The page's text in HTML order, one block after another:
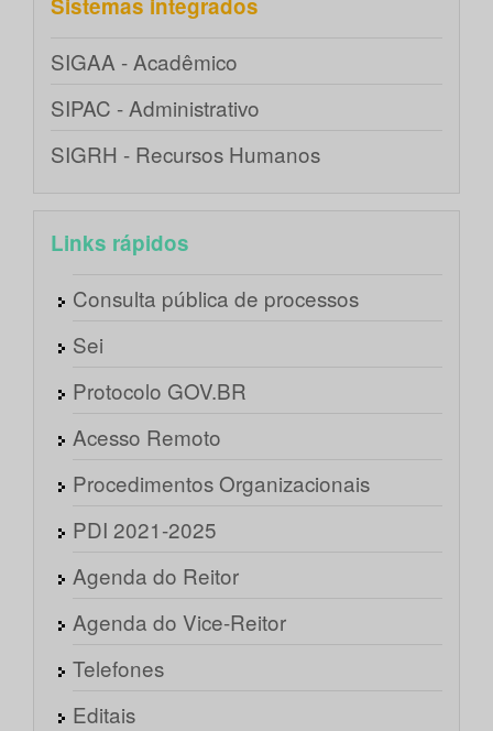
Sistemas integrados
SIGAA - Acadêmico
SIPAC - Administrativo
SIGRH - Recursos Humanos
Links rápidos
Consulta pública de processos
Sei
Protocolo GOV.BR
Acesso Remoto
Procedimentos Organizacionais
PDI 2021-2025
Agenda do Reitor
Agenda do Vice-Reitor
Telefones
Editais